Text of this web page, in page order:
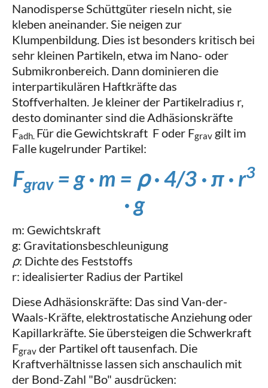
Nanodisperse Schüttgüter rieseln nicht, sie
kleben aneinander. Sie neigen zur
Klumpenbildung. Dies ist besonders kritisch bei
sehr kleinen Partikeln, etwa im Nano- oder
Submikronbereich. Dann dominieren die
interpartikulären Haftkräfte das
Stoffverhalten. Je kleiner der Partikelradius r,
desto dominanter sind die Adhäsionskräfte
Fadh. Für die Gewichtskraft F oder Fgrav gilt im
Falle kugelrunder Partikel:
Fgrav= g · m = ρ · 4/3 · π · r3
· g
m: Gewichtskraft
g: Gravitationsbeschleunigung
ρ: Dichte des Feststoffs
r: idealisierter Radius der Partikel
Diese Adhäsionskräfte: Das sind Van-der-
Waals-Kräfte, elektrostatische Anziehung oder
Kapillarkräfte. Sie übersteigen die Schwerkraft
Fgrav der Partikel oft tausenfach. Die
Kraftverhältnisse lassen sich anschaulich mit
der Bond-Zahl "Bo" ausdrücken: